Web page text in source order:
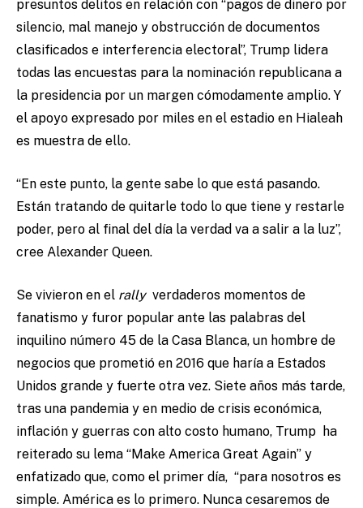
presuntos delitos en relación con “pagos de dinero por
silencio, mal manejo y obstrucción de documentos
clasificados e interferencia electoral”, Trump lidera
todas las encuestas para la nominación republicana a
la presidencia por un margen cómodamente amplio. Y
el apoyo expresado por miles en el estadio en Hialeah
es muestra de ello.
“En este punto, la gente sabe lo que está pasando.
Están tratando de quitarle todo lo que tiene y restarle
poder, pero al final del día la verdad va a salir a la luz”,
cree Alexander Queen.
Se vivieron en el rallyverdaderos momentos de
fanatismo y furor popular ante las palabras del
inquilino número 45 de la Casa Blanca, un hombre de
negocios que prometió en 2016 que haría a Estados
Unidos grande y fuerte otra vez. Siete años más tarde,
tras una pandemia y en medio de crisis económica,
inflación y guerras con alto costo humano, Trump ha
reiterado su lema “Make America Great Again” y
enfatizado que, como el primer día, “para nosotros es
simple. América es lo primero. Nunca cesaremos de